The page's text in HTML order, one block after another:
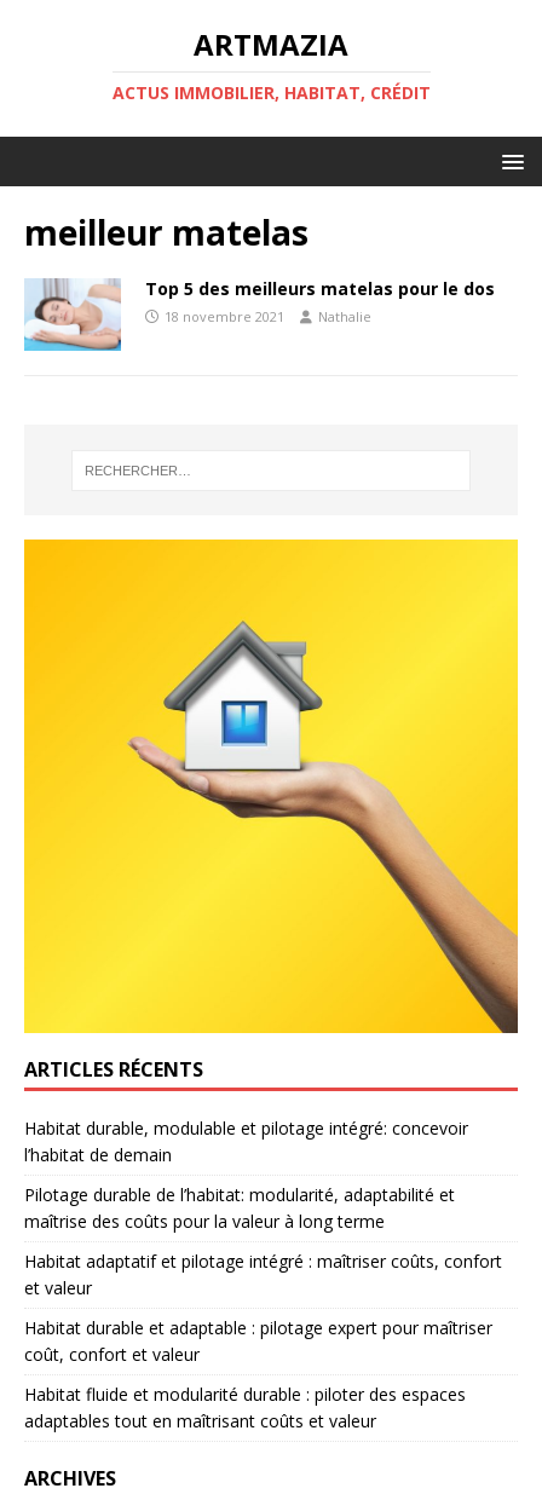
ARTMAZIA
ACTUS IMMOBILIER, HABITAT, CRÉDIT
meilleur matelas
Top 5 des meilleurs matelas pour le dos
18 novembre 2021 Nathalie
ARTICLES RÉCENTS
Habitat durable, modulable et pilotage intégré: concevoir
l’habitat de demain
Pilotage durable de l’habitat: modularité, adaptabilité et
maîtrise des coûts pour la valeur à long terme
Habitat adaptatif et pilotage intégré : maîtriser coûts, confort
et valeur
Habitat durable et adaptable : pilotage expert pour maîtriser
coût, confort et valeur
Habitat fluide et modularité durable : piloter des espaces
adaptables tout en maîtrisant coûts et valeur
ARCHIVES